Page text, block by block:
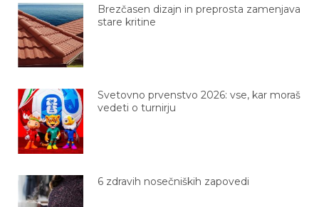
Brezčasen dizajn in preprosta zamenjava
stare kritine
Svetovno prvenstvo 2026: vse, kar moraš
vedeti o turnirju
6 zdravih nosečniških zapovedi